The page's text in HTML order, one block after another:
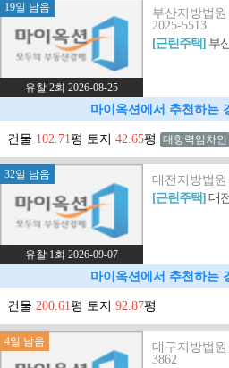
19일 남음
유찰 2회 2026-08-25
부산지방법
2025-5513
[근린주택] 부
마이옥션에서 추천하는
건물 102.71평 토지 42.65평 대항력임차인
32일 남음
유찰 1회 2026-09-07
대전지방법원
[근린주택]대
마이옥션에서 추천하는
건물 200.61평 토지 92.87평
4일 남음
대구지방법
3862